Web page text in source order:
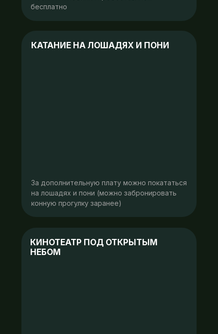
бесплатно
КАТАНИЕ НА ЛОШАДЯХ И ПОНИ
За дополнительную плату можно покататься
на лошадях и пони (можно забронировать
конную прогулку заранее)
КИНОТЕАТР ПОД ОТКРЫТЫМ
НЕБОМ